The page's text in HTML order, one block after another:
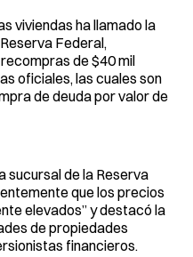
viviendas ha llamado la
Federal,
de $40 mil
oficiales, las cuales son
de deuda por valor de
sucursal de la Reserva
que los precios
elevados” y destacó la
de propiedades
financieros.